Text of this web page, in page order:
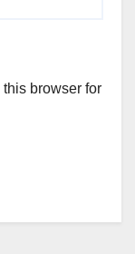
browser for